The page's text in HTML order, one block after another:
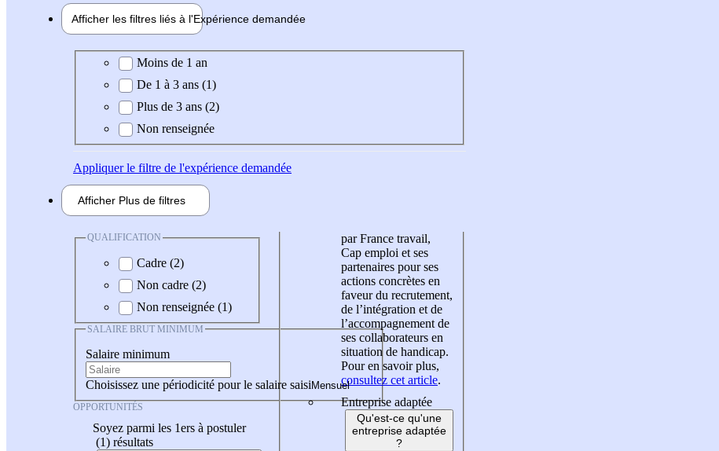
Afficher les filtres liés à l'Expérience demandée
Expérience demandée
Moins de 1 an
De 1 à 3 ans (1)
Plus de 3 ans (2)
Non renseignée
Appliquerle filtre de l'expérience demandée
Afficher Plus de filtres
QUALIFICATION
Cadre (2)
Non cadre (2)
Non renseignée (1)
SALAIRE BRUT MINIMUM
Salaire minimum
Choisissez une périodicité pour le salaire saisi
OPPORTUNITÉS
Soyez parmi les 1ers à postuler
(1) résultats
par France travail,
Cap emploi et ses
partenaires pour ses
actions concrètes en
faveur du recrutement,
de l’intégration et de
l’accompagnement de
ses collaborateurs en
situation de handicap.
Pour en savoir plus,
consultez cet article.
Entreprise adaptée
Qu'est-ce qu'une
entreprise adaptée
?